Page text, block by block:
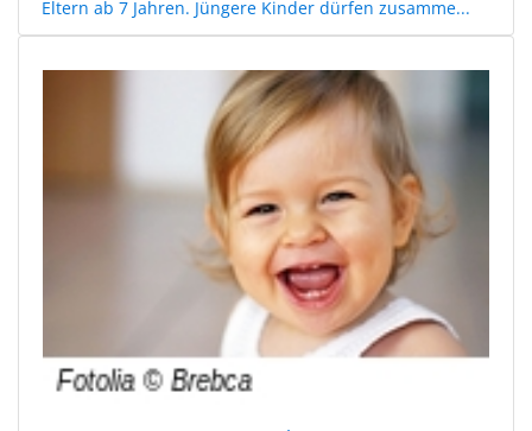
Eltern ab 7 Jahren. Jüngere Kinder dürfen zusamme...